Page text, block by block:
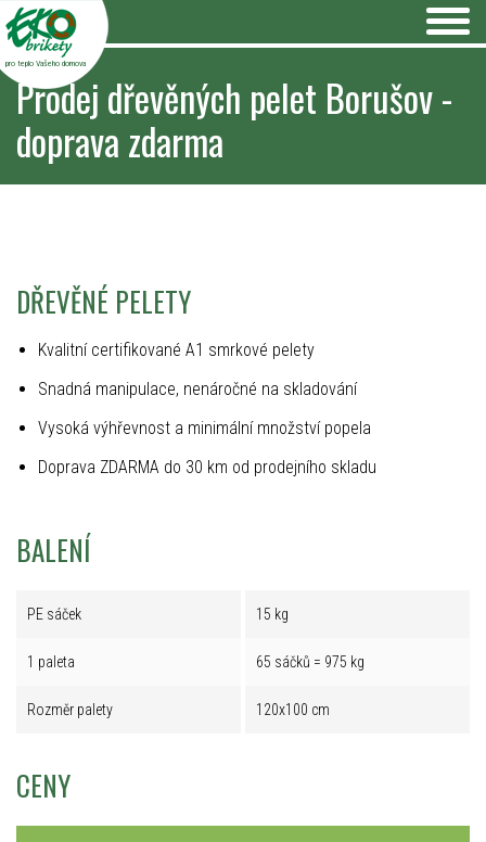
pro teplo Vašeho domova
Prodej dřevěných pelet Borušov -
doprava zdarma
DŘEVĚNÉ PELETY
Kvalitní certifikované A1 smrkové pelety
Snadná manipulace, nenáročné na skladování
Vysoká výhřevnost a minimální množství popela
Doprava ZDARMA do 30 km od prodejního skladu
BALENÍ
PE sáček 15 kg
1 paleta 65 sáčků = 975 kg
Rozměr palety 120x100 cm
CENY